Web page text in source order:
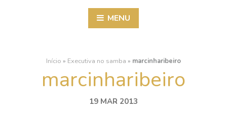
MENU
Início » Executiva no samba » marcinharibeiro
marcinharibeiro
19 MAR 2013